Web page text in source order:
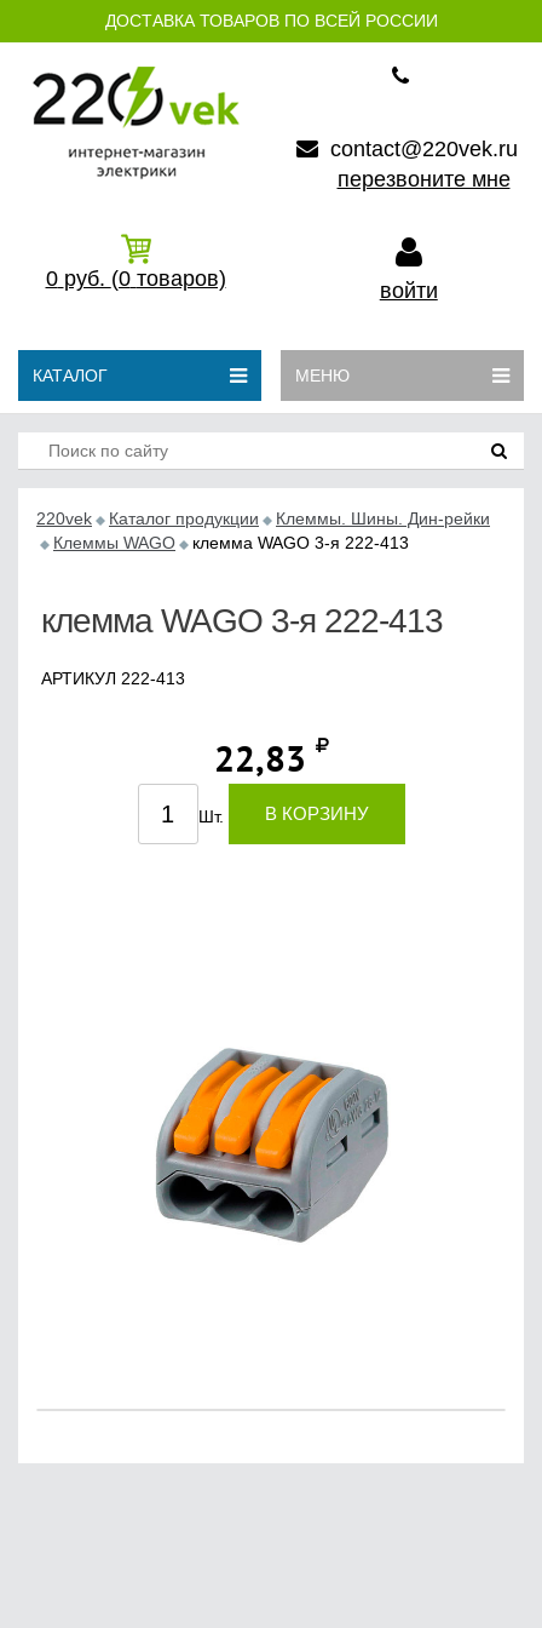
ДОСТАВКА ТОВАРОВ ПО ВСЕЙ РОССИИ
contact@220vek.ru
перезвоните мне
0 руб. (0 товаров) войти
КАТАЛОГ МЕНЮ
220vek Каталог продукции
Клеммы. Шины. Дин-рейки
Клеммы WAGO
клемма WAGO 3-я 222-413
клемма WAGO 3-я 222-413
АРТИКУЛ 222-413
22,83
Шт. В КОРЗИНУ